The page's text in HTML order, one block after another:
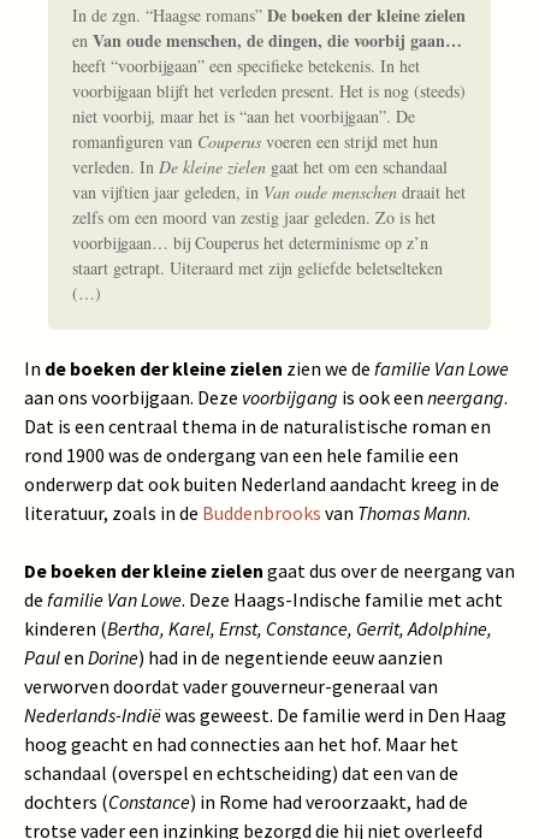
In de zgn. “Haagse romans” De boeken der kleine zielen
en Van oude menschen, de dingen, die voorbij gaan…
heeft “voorbijgaan” een specifieke betekenis. In het
voorbijgaan blijft het verleden present. Het is nog (steeds)
niet voorbij, maar het is “aan het voorbijgaan”. De
romanfiguren van Couperus voeren een strijd met hun
verleden. In De kleine zielen gaat het om een schandaal
van vijftien jaar geleden, in Van oude menschen draait het
zelfs om een moord van zestig jaar geleden. Zo is het
voorbijgaan… bij Couperus het determinisme op z’n
staart getrapt. Uiteraard met zijn geliefde beletselteken
(…)
In de boeken der kleine zielen zien we de familie Van Lowe
aan ons voorbijgaan. Deze voorbijgang is ook een neergang.
Dat is een centraal thema in de naturalistische roman en
rond 1900 was de ondergang van een hele familie een
onderwerp dat ook buiten Nederland aandacht kreeg in de
literatuur, zoals in de Buddenbrooks van Thomas Mann.
De boeken der kleine zielen gaat dus over de neergang van
de familie Van Lowe. Deze Haags-Indische familie met acht
kinderen (Bertha, Karel, Ernst, Constance, Gerrit, Adolphine,
Paulen Dorine) had in de negentiende eeuw aanzien
verworven doordat vader gouverneur-generaal van
Nederlands-Indiëwas geweest. De familie werd in Den Haag
hoog geacht en had connecties aan het hof. Maar het
schandaal (overspel en echtscheiding) dat een van de
dochters (Constance) in Rome had veroorzaakt, had de
trotse vader een inzinking bezorgd die hij niet overleefd